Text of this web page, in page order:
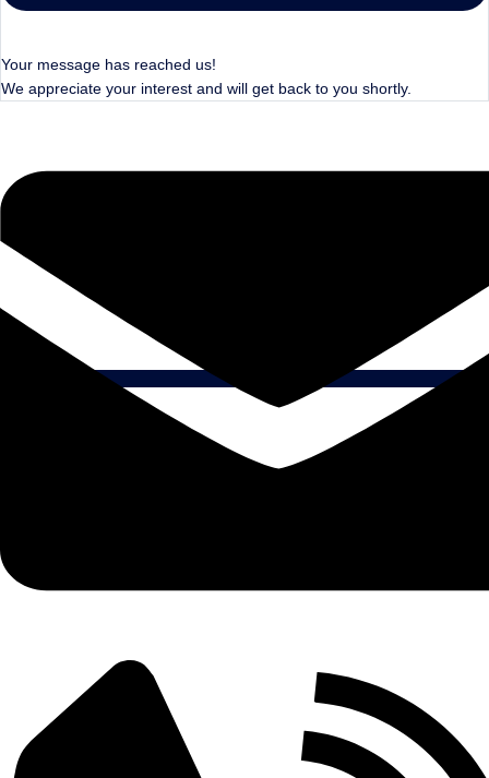
Your message has reached us!
We appreciate your interest and will get back to you shortly.